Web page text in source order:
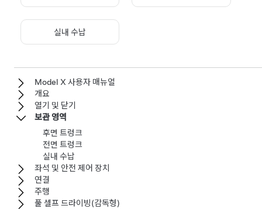
실내 수납
Model X 사용자 매뉴얼
개요
열기 및 닫기
보관 영역
후면 트렁크
전면 트렁크
실내 수납
좌석 및 안전 제어 장치
연결
주행
풀 셀프 드라이빙(감독형)